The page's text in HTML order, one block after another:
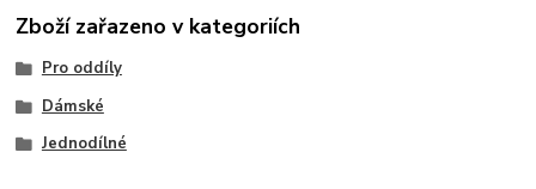
Zboží zařazeno v kategoriích
Pro oddíly
Dámské
Jednodílné